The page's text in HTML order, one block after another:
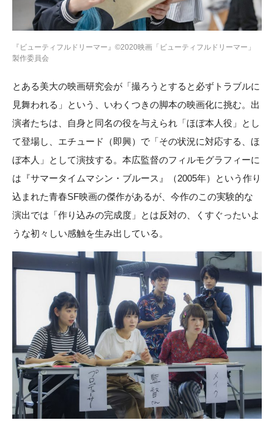
『ビューティフルドリーマー』©2020映画「ビューティフルドリーマー」
製作委員会
とある美大の映画研究会が「撮ろうとすると必ずトラブルに
見舞われる」という、いわくつきの脚本の映画化に挑む。出
演者たちは、自身と同名の役を与えられ「ほぼ本人役」とし
て登場し、エチュード（即興）で「その状況に対応する、ほ
ぼ本人」として演技する。本広監督のフィルモグラフィーに
は『サマータイムマシン・ブルース』（2005年）という作り
込まれた青春SF映画の傑作があるが、今作のこの実験的な
演出では「作り込みの完成度」とは反対の、くすぐったいよ
うな初々しい感触を生み出している。